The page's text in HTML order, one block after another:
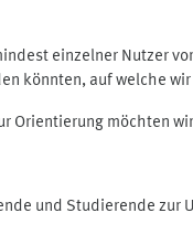
einzelner Nutzer
könnten, auf welche
möchten
und Studierende zur